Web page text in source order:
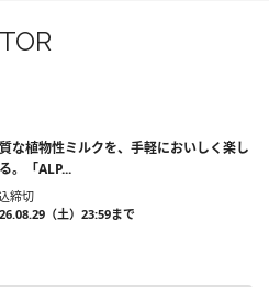
な植物性ミルクを、手軽においしく楽し
。「ALP...
締切
（土）23:59まで